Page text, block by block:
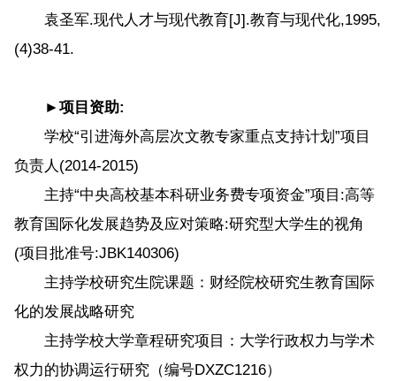
袁圣军.现代人才与现代教育[J].教育与现代化,1995,
(4)38-41.
►项目资助:
学校“引进海外高层次文教专家重点支持计划”项目
负责人(2014-2015)
主持“中央高校基本科研业务费专项资金”项目:高等
教育国际化发展趋势及应对策略:研究型大学生的视角
(项目批准号:JBK140306)
主持学校研究生院课题：财经院校研究生教育国际
化的发展战略研究
主持学校大学章程研究项目：大学行政权力与学术
权力的协调运行研究（编号DXZC1216）